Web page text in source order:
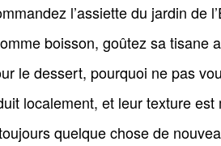
l’assiette du jardin de
boisson, goûtez sa tisane
le dessert, pourquoi ne pas
localement, et leur texture
quelque chose de